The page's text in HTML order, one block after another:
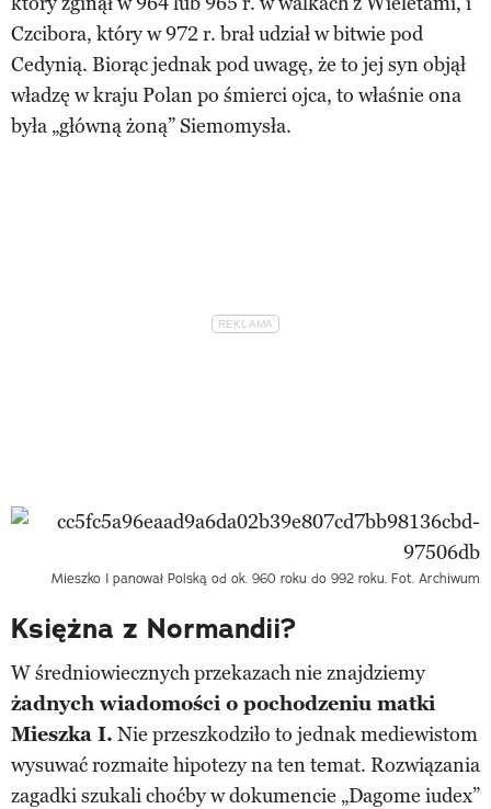
Czcibora, który w 972 r. brał udział w bitwie pod
Cedynią. Biorąc jednak pod uwagę, że to jej syn objął
władzę w kraju Polan po śmierci ojca, to właśnie ona
była „główną żoną” Siemomysła.
Mieszko I panował Polską od ok. 960 roku do 992 roku. Fot. Archiwum
Księżna z Normandii?
W średniowiecznych przekazach nie znajdziemy
żadnych wiadomości o pochodzeniu matki
Mieszka I. Nie przeszkodziło to jednak mediewistom
wysuwać rozmaite hipotezy na ten temat. Rozwiązania
zagadki szukali choćby w dokumencie „Dagome iudex”